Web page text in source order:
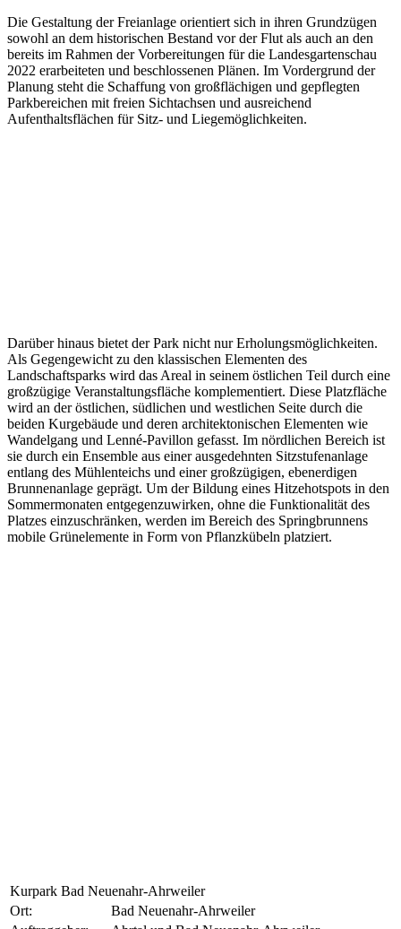
Die Gestaltung der Freianlage orientiert sich in ihren Grundzügen
sowohl an dem historischen Bestand vor der Flut als auch an den
bereits im Rahmen der Vorbereitungen für die Landesgartenschau
2022 erarbeiteten und beschlossenen Plänen. Im Vordergrund der
Planung steht die Schaffung von großflächigen und gepflegten
Parkbereichen mit freien Sichtachsen und ausreichend
Aufenthaltsflächen für Sitz- und Liegemöglichkeiten.
Darüber hinaus bietet der Park nicht nur Erholungsmöglichkeiten.
Als Gegengewicht zu den klassischen Elementen des
Landschaftsparks wird das Areal in seinem östlichen Teil durch eine
großzügige Veranstaltungsfläche komplementiert. Diese Platzfläche
wird an der östlichen, südlichen und westlichen Seite durch die
beiden Kurgebäude und deren architektonischen Elementen wie
Wandelgang und Lenné-Pavillon gefasst. Im nördlichen Bereich ist
sie durch ein Ensemble aus einer ausgedehnten Sitzstufenanlage
entlang des Mühlenteichs und einer großzügigen, ebenerdigen
Brunnenanlage geprägt. Um der Bildung eines Hitzehotspots in den
Sommermonaten entgegenzuwirken, ohne die Funktionalität des
Platzes einzuschränken, werden im Bereich des Springbrunnens
mobile Grünelemente in Form von Pflanzkübeln platziert.
Kurpark Bad Neuenahr-Ahrweiler
Ort:
Bad Neuenahr-Ahrweiler